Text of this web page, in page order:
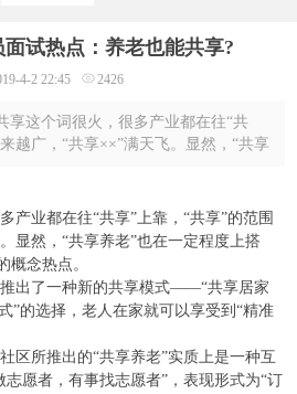
面试热点：养老也能共享?
4-2 22:45 2426
享这个词很火，很多产业都在往“共
越广，“共享××”满天飞。显然，“共享
产业都在往“共享”上靠，“共享”的范围
显然，“共享养老”也在一定程度上搭
概念热点。
出了一种新的共享模式——“共享居家
”的选择，老人在家就可以享受到“精准
区所推出的“共享养老”实质上是一种互
愿者，有事找志愿者”，表现形式为“订